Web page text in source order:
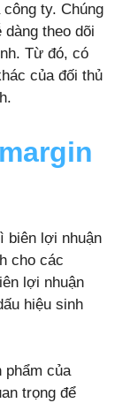
ty. Chúng
theo dõi
Từ đó, có
của đối thủ
biên lợi nhuận
cho các
lợi nhuận
hiệu sinh
phẩm của
trọng để